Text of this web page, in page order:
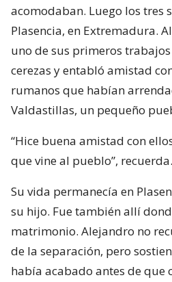
acomodaban. Luego los tres
Plasencia, en Extremadura.
uno de sus primeros
cerezas y entabló amistad
rumanos que habían
Valdastillas, un pequeño
“Hice buena amistad con
que vine al pueblo”, recuerda.
Su vida permanecía en
su hijo. Fue también allí
matrimonio. Alejandro no
de la separación, pero
había acabado antes de que